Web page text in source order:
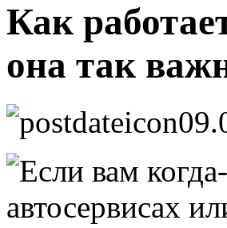
Как
она так
Если вам
автосервисах